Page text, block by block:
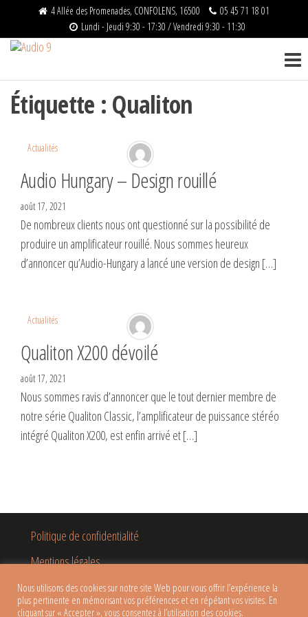
4 Allée des Promenades, CONFOLENS, 16500
05 45 71 18 01
Lundi - Jeudi 9:30 - 17:30 / Vendredi 9:30 - 11:30
9
Matériels
Étiquette : Qualiton
Actualités
Audio Hungary – Design rouillé
août 17, 2021
De nombreux clients nous ont questionné sur la possibilité de
produire un amplificateur rouillé. Nous sommes heureux
d’annoncer qu’Audio-Hungary a lancé une version de design […]
Actualités
Qualiton X200 dévoilé
août 17, 2021
Nous sommes ravis d’annoncer que le tout dernier membre de
notre série Qualiton Classic, l’amplificateur de puissance stéréo
intégré Qualiton X200, est enfin arrivé et […]
Politique de confidentialité
Mentions légales
Nous utilisons des cookies sur notre site Web pour vous offrir l’expérience la
plus pertinente en mémorisant vos préférences et en répétant vos visites. En
cliquant sur « Accepter », vous consentez à l’utilisation des cookies.